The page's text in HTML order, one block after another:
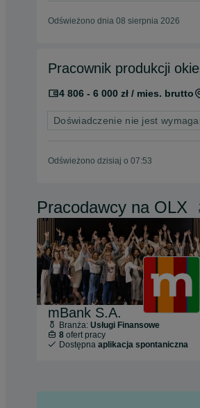
Odświeżono dnia 08 sierpnia 2026
Pracownik produkcji
4 806 - 6 000 zł / mies. brutto
Doświadczenie nie jest
Odświeżono dzisiaj o 07:53
Pracodawcy na OLX
mBank S.A.
Branża: Usługi Finansowe
8ofert pracy
Dostępna aplikacja spontaniczna